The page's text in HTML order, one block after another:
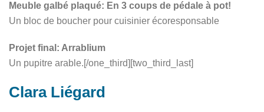
Meuble galbé plaqué: En 3 coups de pédale à pot!
Un bloc de boucher pour cuisinier écoresponsable
Projet final: Arrablium
Un pupitre arable.[/one_third][two_third_last]
Clara Liégard